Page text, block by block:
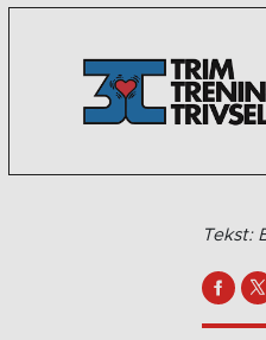
Tekst: